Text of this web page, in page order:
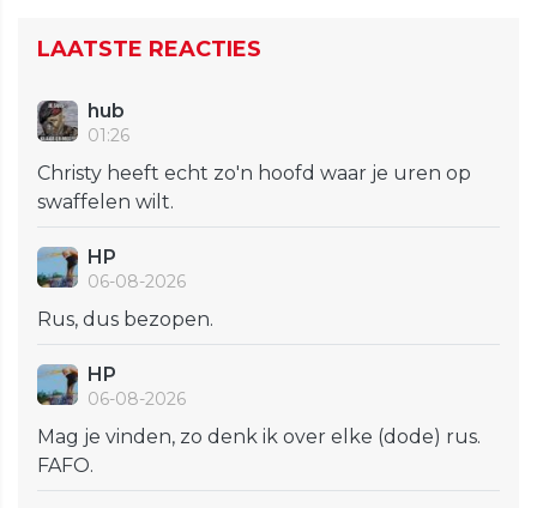
LAATSTE REACTIES
hub
01:26
Christy heeft echt zo'n hoofd waar je uren op
swaffelen wilt.
HP
06-08-2026
Rus, dus bezopen.
HP
06-08-2026
Mag je vinden, zo denk ik over elke (dode) rus.
FAFO.